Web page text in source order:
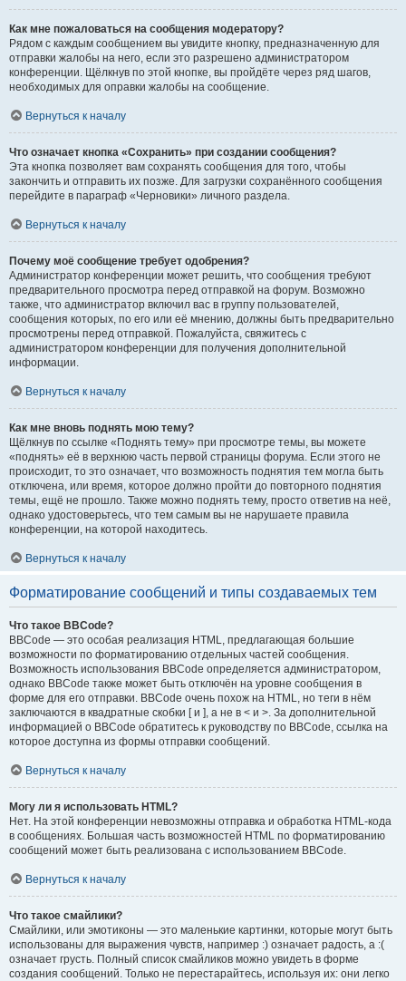
Как мне пожаловаться на сообщения модератору?
Рядом с каждым сообщением вы увидите кнопку, предназначенную для
отправки жалобы на него, если это разрешено администратором
конференции. Щёлкнув по этой кнопке, вы пройдёте через ряд шагов,
необходимых для оправки жалобы на сообщение.
Вернуться к началу
Что означает кнопка «Сохранить» при создании сообщения?
Эта кнопка позволяет вам сохранять сообщения для того, чтобы
закончить и отправить их позже. Для загрузки сохранённого сообщения
перейдите в параграф «Черновики» личного раздела.
Вернуться к началу
Почему моё сообщение требует одобрения?
Администратор конференции может решить, что сообщения требуют
предварительного просмотра перед отправкой на форум. Возможно
также, что администратор включил вас в группу пользователей,
сообщения которых, по его или её мнению, должны быть предварительно
просмотрены перед отправкой. Пожалуйста, свяжитесь с
администратором конференции для получения дополнительной
информации.
Вернуться к началу
Как мне вновь поднять мою тему?
Щёлкнув по ссылке «Поднять тему» при просмотре темы, вы можете
«поднять» её в верхнюю часть первой страницы форума. Если этого не
происходит, то это означает, что возможность поднятия тем могла быть
отключена, или время, которое должно пройти до повторного поднятия
темы, ещё не прошло. Также можно поднять тему, просто ответив на неё,
однако удостоверьтесь, что тем самым вы не нарушаете правила
конференции, на которой находитесь.
Вернуться к началу
Форматирование сообщений и типы создаваемых тем
Что такое BBCode?
BBCode — это особая реализация HTML, предлагающая большие
возможности по форматированию отдельных частей сообщения.
Возможность использования BBCode определяется администратором,
однако BBCode также может быть отключён на уровне сообщения в
форме для его отправки. BBCode очень похож на HTML, но теги в нём
заключаются в квадратные скобки [ и ], а не в < и >. За дополнительной
информацией о BBCode обратитесь к руководству по BBCode, ссылка на
которое доступна из формы отправки сообщений.
Вернуться к началу
Могу ли я использовать HTML?
Нет. На этой конференции невозможны отправка и обработка HTML-кода
в сообщениях. Большая часть возможностей HTML по форматированию
сообщений может быть реализована с использованием BBCode.
Вернуться к началу
Что такое смайлики?
Смайлики, или эмотиконы — это маленькие картинки, которые могут быть
использованы для выражения чувств, например :) означает радость, а :(
означает грусть. Полный список смайликов можно увидеть в форме
создания сообщений. Только не перестарайтесь, используя их: они легко